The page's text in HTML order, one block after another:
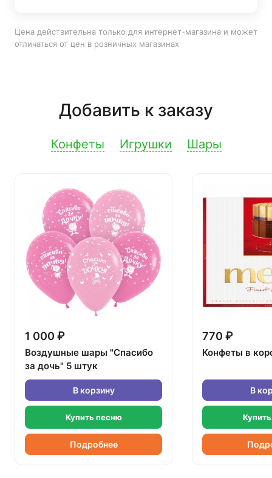
Цена действительна только для интернет-магазина и может
отличаться от цен в розничных магазинах
Добавить к заказу
Конфеты Игрушки Шары
1 000 ₽
Воздушные шары "Спасибо
за дочь" 5 штук
В корзину
Купить песню
Подробнее
770 ₽
Конфеты в
В